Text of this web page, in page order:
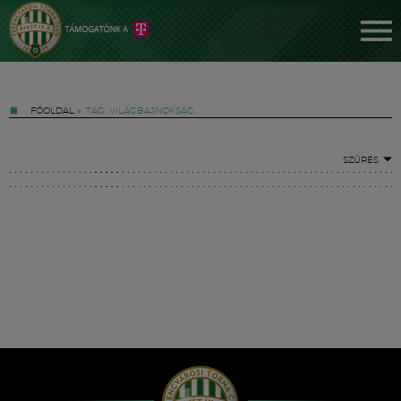
FŐOLDAL » TAG: VILÁGBAJNOKSÁG
SZŰRÉS
Hírek